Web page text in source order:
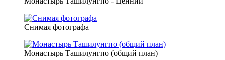
Снимая фотографа
Монастырь Ташилунгпо (общий план)